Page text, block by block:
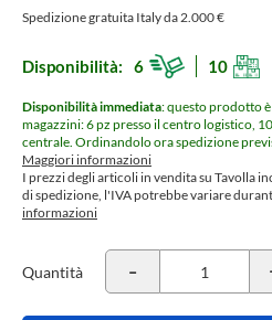
Spedizione gratuita Italy da 2.000 €
Disponibilità: 6 10
Disponibilità immediata: questo prodotto
magazzini: 6 pz presso il centro logistico,
centrale. Ordinandolo ora spedizione
Maggiori informazioni
I prezzi degli articoli in vendita su Tavolla
di spedizione, l'IVA potrebbe variare
informazioni
Quantità -